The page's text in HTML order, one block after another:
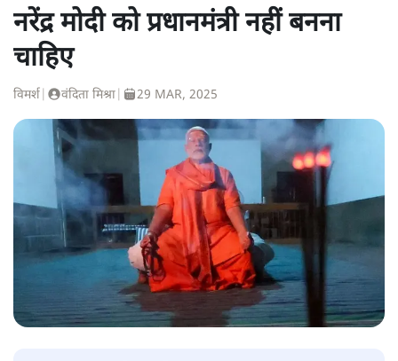
नरेंद्र मोदी को प्रधानमंत्री नहीं बनना
चाहिए
विमर्श वंदिता मिश्रा 29 MAR, 2025